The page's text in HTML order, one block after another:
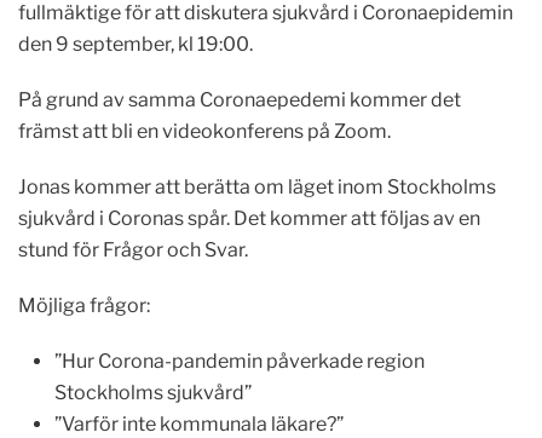
fullmäktige för att diskutera sjukvård i Coronaepidemin
den 9 september, kl 19:00.
På grund av samma Coronaepedemi kommer det
främst att bli en videokonferens på Zoom.
Jonas kommer att berätta om läget inom Stockholms
sjukvård i Coronas spår. Det kommer att följas av en
stund för Frågor och Svar.
Möjliga frågor:
”Hur Corona-pandemin påverkade region
Stockholms sjukvård”
”Varför inte kommunala läkare?”